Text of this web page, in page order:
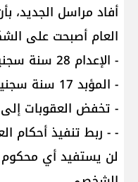
أفاد مراسل الجديد،
العام أصبحت على
- الإعدام 28 سنة سجنية
- المؤبد 17 سنة سجنية
- تخفض العقوبات إلى
- - ربط تنفيذ أحكام
لن يستفيد أي محكوم